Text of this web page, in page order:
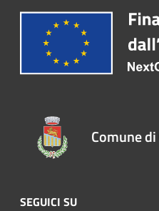
Comune
SEGUICI SU